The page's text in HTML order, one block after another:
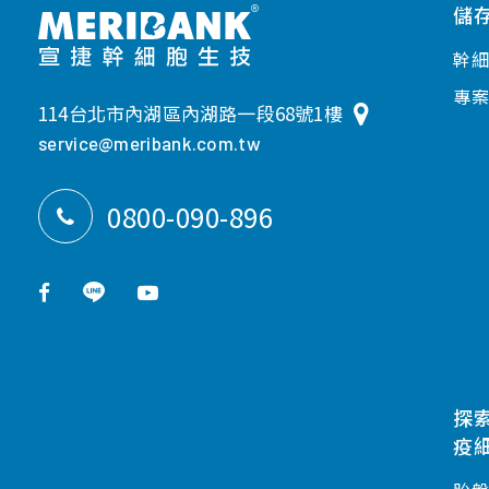
114台北市內湖區內湖路一段68號1樓
service@meribank.com.tw
0800-090-896
儲
幹
專
探
疫